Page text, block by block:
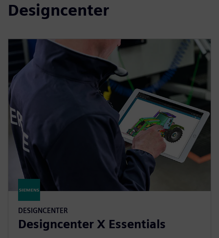
Designcenter
DESIGNCENTER
Designcenter X Essentials